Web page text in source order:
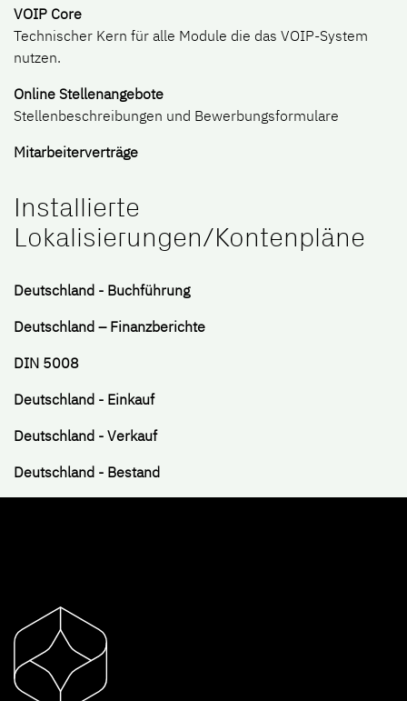
VOIP Core
Technischer Kern für alle Module die das VOIP-System
nutzen.
Online Stellenangebote
Stellenbeschreibungen und Bewerbungsformulare
Mitarbeiterverträge
Installierte
Lokalisierungen/Kontenpläne
Deutschland - Buchführung
Deutschland – Finanzberichte
DIN 5008
Deutschland - Einkauf
Deutschland - Verkauf
Deutschland - Bestand